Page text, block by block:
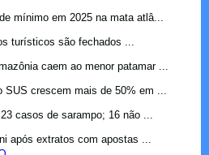
mínimo em 2025 na mata atlâ...
turísticos são fechados ...
caem ao menor patamar ...
SUS crescem mais de 50% em ...
casos de sarampo; 16 não ...
após extratos com apostas ...